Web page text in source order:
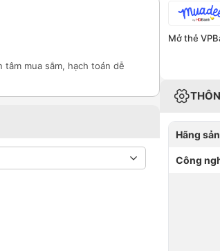
tâm mua sắm, hạch toán dễ
Mở thẻ
Hãng
Công